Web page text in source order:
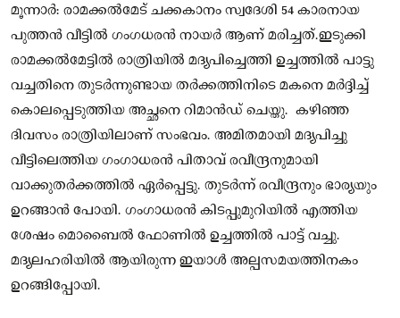
മൂന്നാർ: രാമക്കൽമേട് ചക്കകാനം സ്വദേശി 54 കാരനായ
പുത്തൻ വീട്ടിൽ ഗംഗധരൻ നായർ ആണ് മരിച്ചത്.ഇടുക്കി
രാമക്കൽമേട്ടിൽ രാത്രിയിൽ മദ്യപിച്ചെത്തി ഉച്ചത്തിൽ പാട്ടു
വച്ചതിനെ തുടർന്നുണ്ടായ തർക്കത്തിനിടെ മകനെ മ‍ർദ്ദിച്ച്
കൊലപ്പെടുത്തിയ അച്ഛനെ റിമാൻഡ് ചെയ്തു. കഴിഞ്ഞ
ദിവസം രാത്രിയിലാണ് സംഭവം. അമിതമായി മദ്യപിച്ചു
വീട്ടിലെത്തിയ ഗംഗാധരൻ പിതാവ് രവീന്ദ്രനുമായി
വാക്കുതർക്കത്തിൽ ഏർപ്പെട്ടു. തുടർന്ന് രവീന്ദ്രനും ഭാര്യയും
ഉറങ്ങാൻ പോയി. ഗംഗാധരൻ കിടപ്പുമുറിയിൽ എത്തിയ
ശേഷം മൊബൈൽ ഫോണിൽ ഉച്ചത്തിൽ പാട്ട് വച്ചു.
മദ്യലഹരിയിൽ ആയിരുന്ന ഇയാൾ അല്പസമയത്തിനകം
ഉറങ്ങിപ്പോയി.